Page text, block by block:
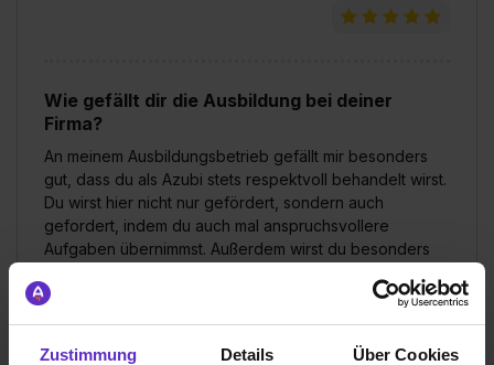
Zustimmung Details Über Cookies
Wie gefällt dir die Ausbildung bei deiner
Firma?
An meinem Ausbildungsbetrieb gefällt mir besonders
gut, dass du als Azubi stets respektvoll behandelt wirst.
Du wirst hier nicht nur gefördert, sondern auch
gefordert, indem du auch mal anspruchsvollere
Aufgaben übernimmst. Außerdem wirst du besonders
vorbereitet.
Wie gefällt dir dein Ausbildungsberuf?